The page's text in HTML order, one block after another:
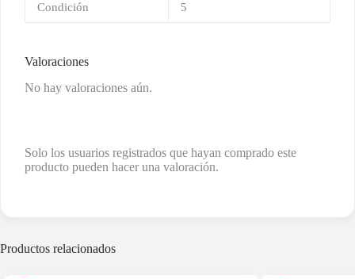
Condición 5
Valoraciones
No hay valoraciones aún.
Solo los usuarios registrados que hayan comprado este
producto pueden hacer una valoración.
Productos relacionados